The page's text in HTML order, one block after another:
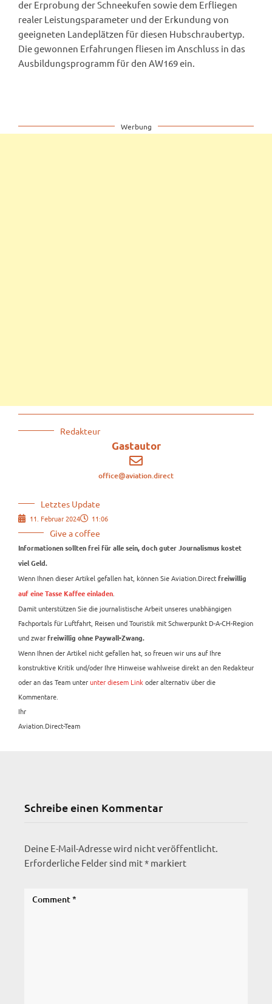
Redakteur
Gastautor
office@aviation.direct
Letztes Update
11. Februar 2024 11:06
Give a coffee
Informationen sollten frei für alle sein, doch guter Journalismus kostet
viel Geld.
Wenn Ihnen dieser Artikel gefallen hat, können Sie Aviation.Direct freiwillig
auf eine Tasse Kaffee einladen
Damit unterstützen Sie die journalistische Arbeit unseres unabhängigen
Fachportals für Luftfahrt, Reisen und Touristik mit Schwerpunkt D-A-CH-Region
und zwar freiwillig ohne Paywall-Zwang.
Wenn Ihnen der Artikel nicht gefallen hat, so freuen wir uns auf Ihre
konstruktive Kritik und/oder Ihre Hinweise wahlweise direkt an den Redakteur
oder an das Team unterunter diesem Link oder alternativ über die
Kommentare.
Ihr
Aviation.Direct-Team
der Erprobung der Schneekufen sowie dem Erfliegen
realer Leistungsparameter und der Erkundung von
geeigneten Landeplätzen für diesen Hubschraubertyp.
Die gewonnen Erfahrungen fliesen im Anschluss in das
Ausbildungsprogramm für den AW169 ein.
Werbung
Schreibe einen Kommentar
Deine E-Mail-Adresse wird nicht veröffentlicht.
Erforderliche Felder sind mit* markiert